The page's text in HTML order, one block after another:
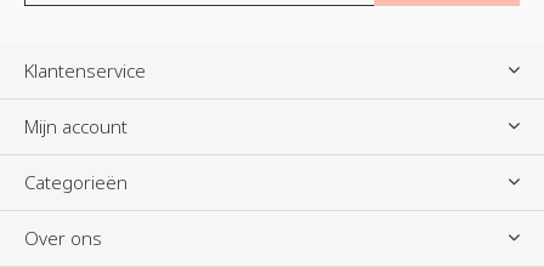
Klantenservice
Mijn account
Categorieën
Over ons